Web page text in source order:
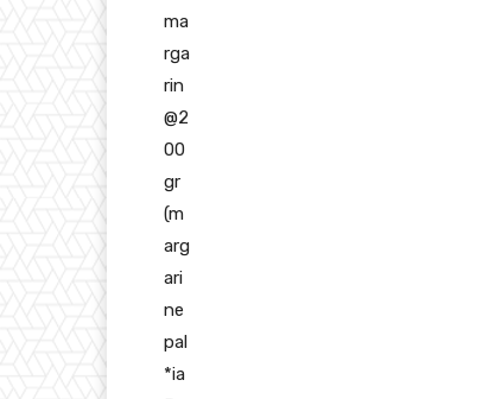
ma
rga
rin
@2
00
gr
(m
arg
ari
ne
pal
*ia